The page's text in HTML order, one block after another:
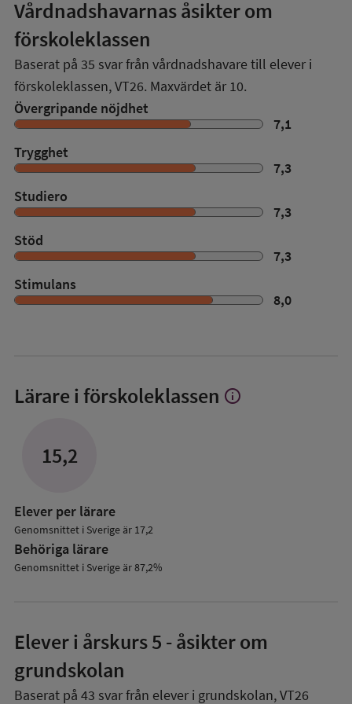
Vårdnadshavarnas åsikter om
förskoleklassen
Baserat på 35 svar från vårdnadshavare till elever i
förskoleklassen,VT26. Maxvärdet är 10.
Övergripande nöjdhet
7,1
Trygghet
7,3
Studiero
7,3
Stöd
7,3
Stimulans
8,0
Lärare i förskoleklassen Visa
info
15,2
Elever per lärare
Genomsnittet i Sverige är 17,2
Behöriga lärare
Genomsnittet i Sverige är 87,2%
Elever i årskurs 5 - åsikter om
grundskolan
Baserat på 43 svar från elever i grundskolan,VT26